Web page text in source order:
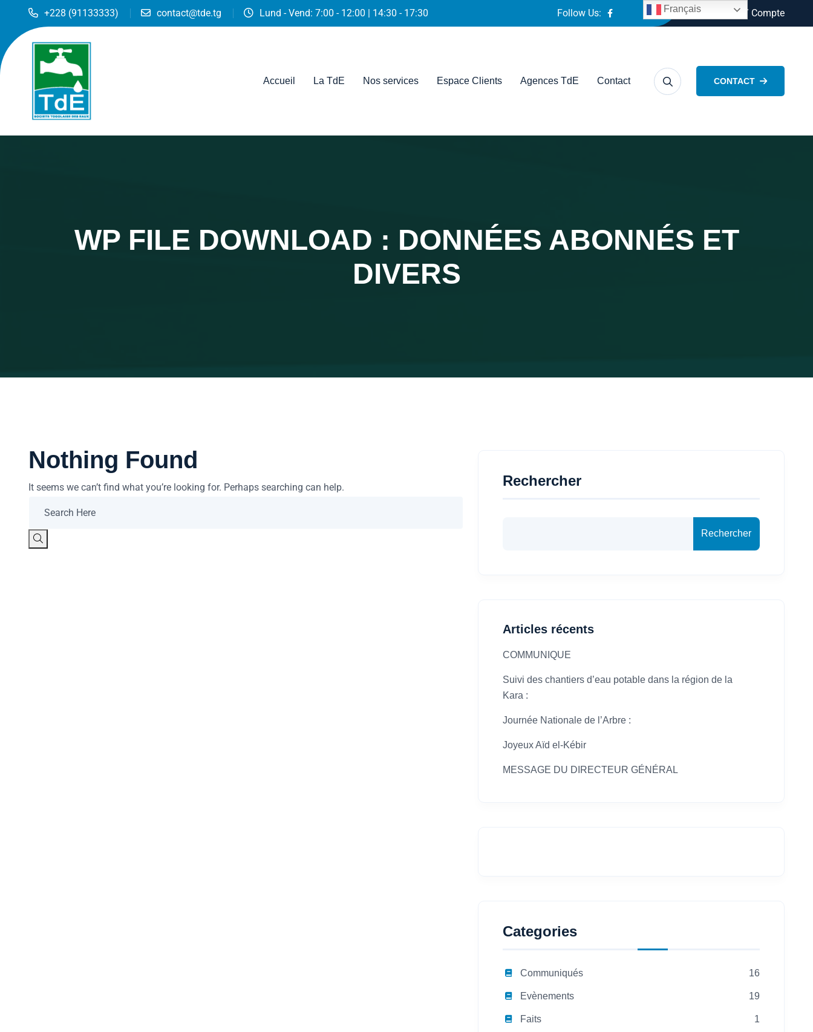
+228 (91133333) contact@tde.tg Lund - Vend: 7:00 - 12:00 | 14:30 - 17:30 Follow Us: Connexion / Compte
Accueil La TdE Nos services Espace Clients Agences TdE Contact CONTACT
WP FILE DOWNLOAD : DONNÉES ABONNÉS ET
DIVERS
Nothing Found
It seems we can’t find what you’re looking for. Perhaps searching can help. Rechercher
Rechercher
Articles récents
COMMUNIQUE
Suivi des chantiers d’eau potable dans la région de la
Kara :
Journée Nationale de l’Arbre :
Joyeux Aïd el-Kébir
MESSAGE DU DIRECTEUR GÉNÉRAL
Categories
Communiqués 16
Evènements 19
Faits 1
Français